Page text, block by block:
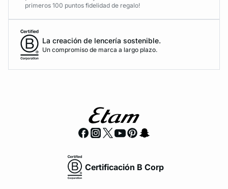
primeros 100 puntos fidelidad de regalo!
La creación de lencería sostenible.
Un compromiso de marca a largo plazo.
Certificación B Corp